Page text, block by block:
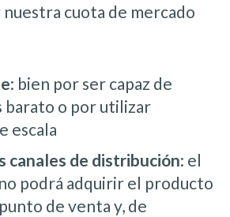
cuota de mercado
: bien por ser capaz de
barato o por utilizar
escala
canales de distribución: el
podrá adquirir el producto
de venta y, de